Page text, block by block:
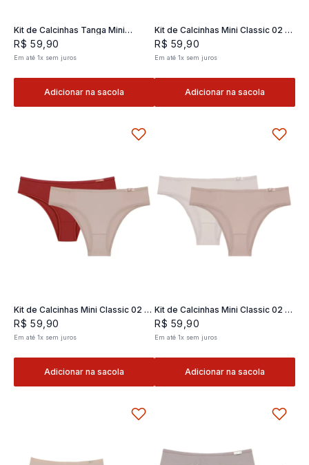
Kit de Calcinhas Tanga Mini
Classic 02- 2 und
R$ 59 90
Em até1x sem juros
Adicionar na sacola
Kit de Calcinhas Mini Classic 02 -
2 und
R$ 59 ,90
Em até 1x sem juros
Adicionar na sacola
Kit de Calcinhas Mini Classic 02 -
2 und
R$ 59 90
Em até1x sem juros
Adicionar na sacola
Kit de Calcinhas Mini Classic 02 -
2 und
R$ 59 ,90
Em até 1x sem juros
Adicionar na sacola